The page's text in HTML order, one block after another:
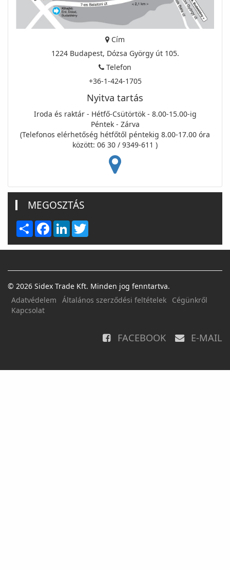
Cím
1224 Budapest, Dózsa György út 105.
Telefon
+36-1-424-1705
Nyitva tartás
Iroda és raktár - Hétfő-Csütörtök - 8.00-15.00-ig
Péntek - Zárva
(Telefonos elérhetőség hétfőtől péntekig 8.00-17.00 óra
között: 06 30 / 9349-611 )
MEGOSZTÁS
Share FacebookLinkedIn
© 2026 Sidex Trade Kft. Minden jog fenntartva.
Adatvédelem
Általános szerződési feltételek
Cégünkről
Kapcsolat
FACEBOOK E-MAIL